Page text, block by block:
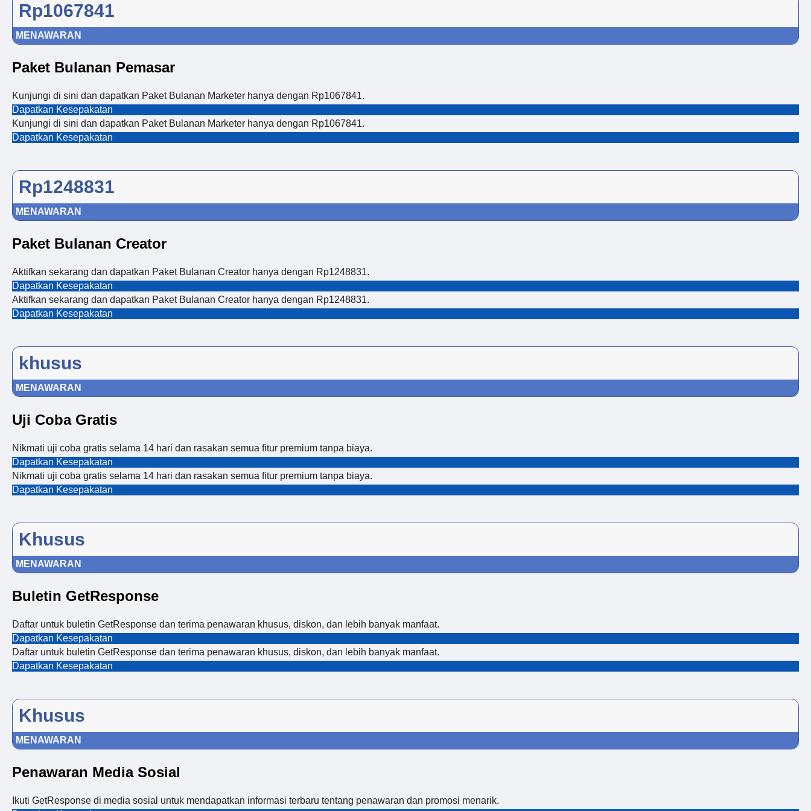
Rp1067841
MENAWARAN
Paket Bulanan Pemasar
Kunjungi di sini dan dapatkan Paket Bulanan Marketer hanya dengan Rp1067841.
Dapatkan Kesepakatan
Kunjungi di sini dan dapatkan Paket Bulanan Marketer hanya dengan Rp1067841.
Dapatkan Kesepakatan
Rp1248831
MENAWARAN
Paket Bulanan Creator
Aktifkan sekarang dan dapatkan Paket Bulanan Creator hanya dengan Rp1248831.
Dapatkan Kesepakatan
Aktifkan sekarang dan dapatkan Paket Bulanan Creator hanya dengan Rp1248831.
Dapatkan Kesepakatan
khusus
MENAWARAN
Uji Coba Gratis
Nikmati uji coba gratis selama 14 hari dan rasakan semua fitur premium tanpa biaya.
Dapatkan Kesepakatan
Nikmati uji coba gratis selama 14 hari dan rasakan semua fitur premium tanpa biaya.
Dapatkan Kesepakatan
Khusus
MENAWARAN
Buletin GetResponse
Daftar untuk buletin GetResponse dan terima penawaran khusus, diskon, dan lebih banyak manfaat.
Dapatkan Kesepakatan
Daftar untuk buletin GetResponse dan terima penawaran khusus, diskon, dan lebih banyak manfaat.
Dapatkan Kesepakatan
Khusus
MENAWARAN
Penawaran Media Sosial
Ikuti GetResponse di media sosial untuk mendapatkan informasi terbaru tentang penawaran dan promosi menarik.